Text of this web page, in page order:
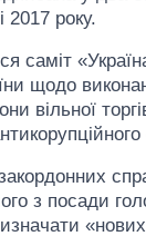
року.
саміт
щодо
вільної
з посади